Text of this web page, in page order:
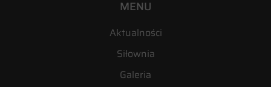
MENU
Aktualności
Siłownia
Galeria